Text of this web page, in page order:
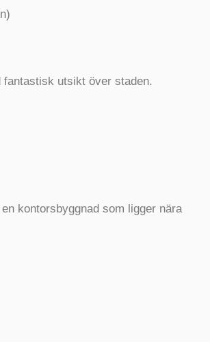
utsikt över staden.
kontorsbyggnad som ligger nära